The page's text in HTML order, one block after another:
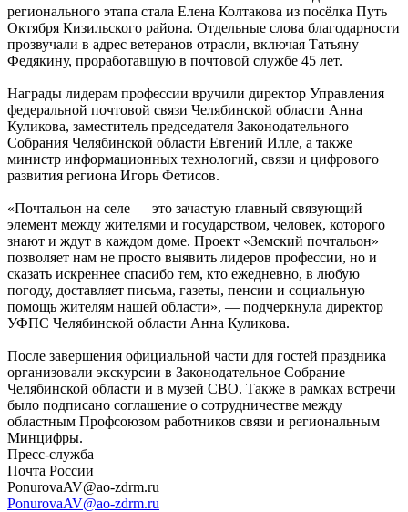
регионального этапа стала Елена Колтакова из посёлка Путь
Октября Кизильского района. Отдельные слова благодарности
прозвучали в адрес ветеранов отрасли, включая Татьяну
Федякину, проработавшую в почтовой службе 45 лет.
Награды лидерам профессии вручили директор Управления
федеральной почтовой связи Челябинской области Анна
Куликова, заместитель председателя Законодательного
Собрания Челябинской области Евгений Илле, а также
министр информационных технологий, связи и цифрового
развития региона Игорь Фетисов.
«Почтальон на селе — это зачастую главный связующий
элемент между жителями и государством, человек, которого
знают и ждут в каждом доме. Проект «Земский почтальон»
позволяет нам не просто выявить лидеров профессии, но и
сказать искреннее спасибо тем, кто ежедневно, в любую
погоду, доставляет письма, газеты, пенсии и социальную
помощь жителям нашей области», — подчеркнула директор
УФПС Челябинской области Анна Куликова.
После завершения официальной части для гостей праздника
организовали экскурсии в Законодательное Собрание
Челябинской области и в музей СВО. Также в рамках встречи
было подписано соглашение о сотрудничестве между
областным Профсоюзом работников связи и региональным
Минцифры.
Пресс-служба
Почта России
PonurovaAV@ao-zdrm.ru
PonurovaAV@ao-zdrm.ru